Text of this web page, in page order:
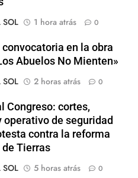
SOL
1 hora atrás 0
convocatoria en la obra
Abuelos No Mienten»
SOL
2 horas atrás 0
Congreso: cortes,
operativo de seguridad
contra la reforma
de Tierras
SOL
5 horas atrás 0